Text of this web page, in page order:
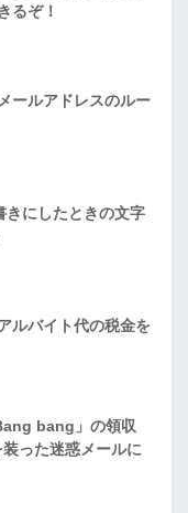
るぞ！
ールアドレスのルー
にしたときの文字
ルバイト代の税金を
bang」の領収
った迷惑メールに